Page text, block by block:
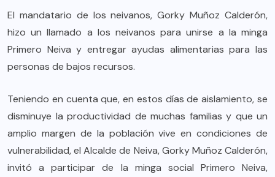
El mandatario de los neivanos, Gorky Muñoz Calderón,
hizo un llamado a los neivanos para unirse a la minga
Primero Neiva y entregar ayudas alimentarias para las
personas de bajos recursos.
Teniendo en cuenta que, en estos días de aislamiento, se
disminuye la productividad de muchas familias y que un
amplio margen de la población vive en condiciones de
vulnerabilidad, el Alcalde de Neiva, Gorky Muñoz Calderón,
invitó a participar de la minga social Primero Neiva,